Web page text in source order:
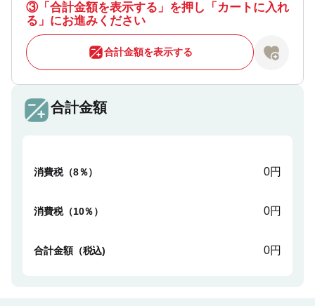
③「合計金額を表示する」を押し「カートに入れ
る」にお進みください
合計金額を表示する
合計金額
消費税（8％） 0円
消費税（10％） 0円
合計金額（税込) 0円